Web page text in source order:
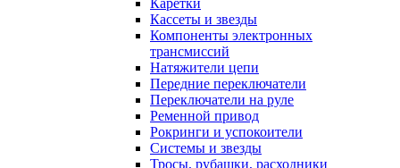
Кассеты и звезды
Компоненты электронных
трансмиссий
Натяжители цепи
Передние переключатели
Переключатели на руле
Ременной привод
Рокринги и успокоители
Системы и звезды
Тросы, рубашки, расходники